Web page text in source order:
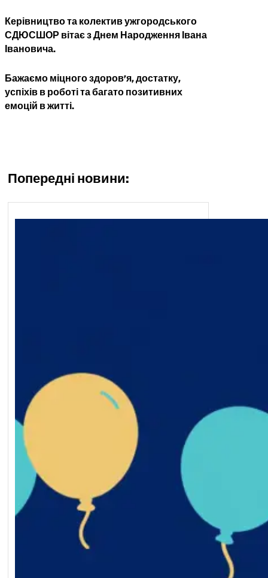
Керівництво та колектив ужгородського
СДЮСШОР вітає з Днем Народження Івана
Івановича.
Бажаємо міцного здоров’я, достатку,
успіхів в роботі та багато позитивних
емоцій в житті.
Попередні новини: